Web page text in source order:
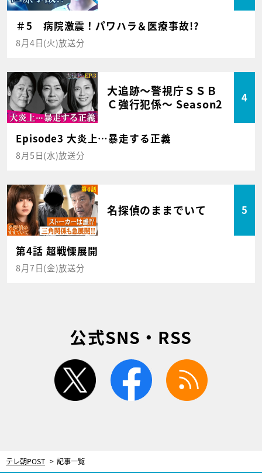
＃5 病院激震！パワハラ＆医療事故!?
8月4日(火)放送分
大追跡～警視庁ＳＳＢ
Ｃ強行犯係～ Season2
4
Episode3 大炎上…暴走する正義
8月5日(水)放送分
名探偵のままでいて 5
第4話 超戦慄展開
8月7日(金)放送分
公式SNS・RSS
twitter facebook
テレ朝POST 記事一覧